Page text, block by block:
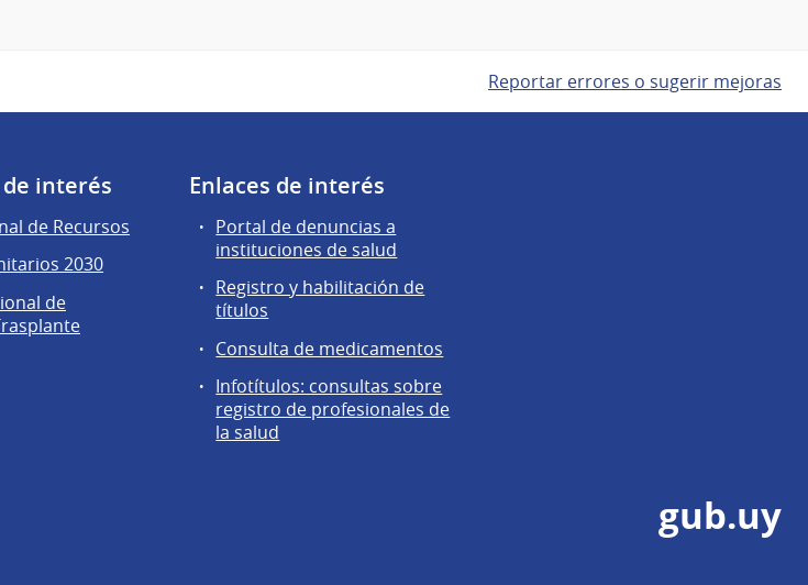
Reportar errores o sugerir mejoras
interés
de Recursos
2030
de
Enlaces de interés
Portal de denuncias a
instituciones de salud
Registro y habilitación de
títulos
Consulta de medicamentos
Infotítulos: consultas sobre
registro de profesionales de
la salud
gub.uy